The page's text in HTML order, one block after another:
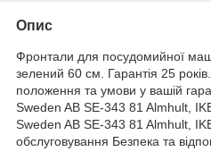
Опис
Фронтали для посудомийної
зелений 60 см. Гарантія 25
положення та умови у вашій
Sweden AB SE-343 81 Almhult,
Sweden AB SE-343 81 Almhult,
обслуговування Безпека та